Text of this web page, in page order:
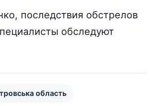
последствия обстрелов
обследуют
область